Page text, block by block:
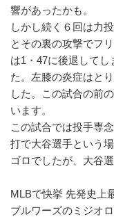
響があったかも。
しかし続く６回は力
とその裏の攻撃でフ
は1・47に後退して
た。左膝の炎症はと
した。この試合の前
います。
この試合では投手専
打で大谷選手という
ゴロでしたが、大谷
MLBで快挙 先発史上
ブルワーズのミジオ